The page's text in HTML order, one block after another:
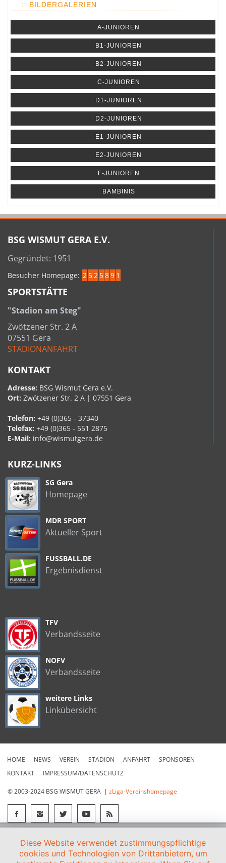
:: BILDERGALERIEN
A-JUNIOREN
B1-JUNIOREN
B2-JUNIOREN
C-JUNIOREN
D1-JUNIOREN
D2-JUNIOREN
E1-JUNIOREN
E2-JUNIOREN
F-JUNIOREN
BAMBINIS
BSG WISMUT GERA E.V.
Gegründet: 1951
Besucher Homepage: 2 52 589 1
SPORTSTÄTTE
"Stadion am Steg"
Zwötzener Str. 2 A
07551 Gera
STADIONANFAHRT
KONTAKT
Adresse: BSG Wismut Gera e.V.
Ort: Zwötzener Str. 2 A | 07551 Gera
Telefon: +49 (0)365 - 37340
Telefax: +49 (0)365 - 551 2875
E-Mail: info@wismutgera.de
KURZ-LINKS
SG Gera
Homepage
MDR SPORT
Aktueller Sport
FUSSBALL.DE
Ergebnisdienst
TFV
Verbandsseite
NOFV
Verbandsseite
weitere Links
Linkübersicht
HOME NEWS VEREIN STADION ANFAHRT
SPONSOREN
KONTAKT
IMPRESSUM/DATENSCHUTZ
© 2003-2024 BSG WISMUT GERA | zLiga-Vereinshomepage
Diese Website verwendet zustimmungspflichtige
cookies und Technologien von Drittanbietern, um